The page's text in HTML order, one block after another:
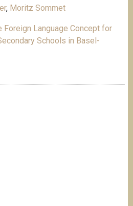
, Moritz Sommet
Foreign Language Concept for
Schools in Basel-